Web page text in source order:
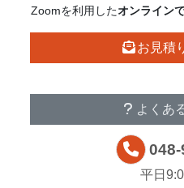
Zoomを利用したオンライン
お見積
よくあ
平日